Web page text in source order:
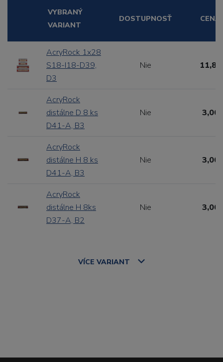
VYBRANÝ
VARIANT
DOSTUPNOSŤ CENA
AcryRock 1x28
S18-I18-D39,
D3
Nie
AcryRock
distálne D 8 ks
D41-A, B3
Nie 3,00
AcryRock
distálne H 8 ks
D41-A, B3
Nie 3,00
AcryRock
distálne H 8ks
D37-A, B2
Nie 3,00
VÍCE VARIANT